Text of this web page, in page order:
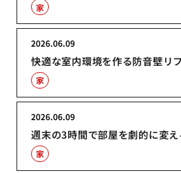
家
快適な室内環境を作る防音壁リ
2026.06.09
家
週末の3時間で部屋を劇的に変
2026.06.09
家